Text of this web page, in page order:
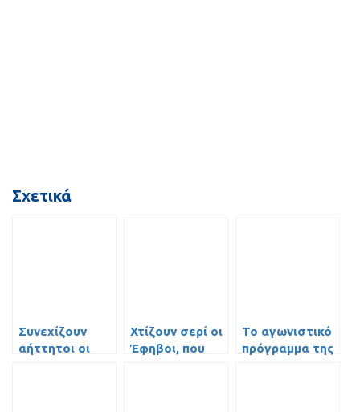
Σχετικά
Συνεχίζουν
αήττητοι οι
Χτίζουν σερί οι
Έφηβοι, που
Το αγωνιστικό
πρόγραμμα της